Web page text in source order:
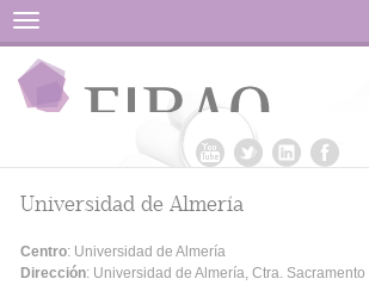
Menu
Universidad de Almería
Centro: Universidad de Almería
Dirección: Universidad de Almería, Ctra.